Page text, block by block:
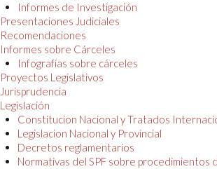
Informes de Investigación
Presentaciones Judiciales
Recomendaciones
Informes sobre Cárceles
Infografías sobre cárceles
Proyectos Legislativos
Jurisprudencia
Legislación
Constitucion Nacional y Tratados
Legislacion Nacional y Provincial
Decretos reglamentarios
Normativas del SPF sobre procedimientos